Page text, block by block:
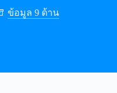
ข้อมูล 9 ด้าน